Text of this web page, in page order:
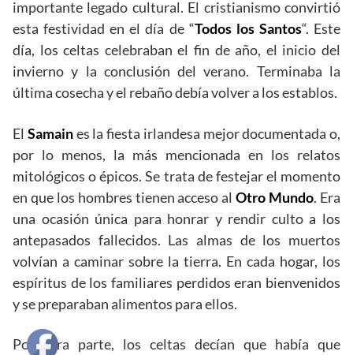
importante legado cultural. El cristianismo convirtió
esta festividad en el día de “Todos los Santos“. Este
día, los celtas celebraban el fin de año, el inicio del
invierno y la conclusión del verano. Terminaba la
última cosecha y el rebaño debía volver a los establos.
El Samaines la fiesta irlandesa mejor documentada o,
por lo menos, la más mencionada en los relatos
mitológicos o épicos. Se trata de festejar el momento
en que los hombres tienen acceso al Otro Mundo. Era
una ocasión única para honrar y rendir culto a los
antepasados fallecidos. Las almas de los muertos
volvían a caminar sobre la tierra. En cada hogar, los
espíritus de los familiares perdidos eran bienvenidos
y se preparaban alimentos para ellos.
Por otra parte, los celtas decían que había que